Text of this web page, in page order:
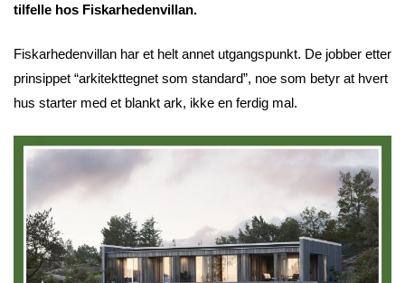
tilfelle hos Fiskarhedenvillan.
Fiskarhedenvillan har et helt annet utgangspunkt. De jobber etter
prinsippet “arkitekttegnet som standard”, noe som betyr at hvert
hus starter med et blankt ark, ikke en ferdig mal.